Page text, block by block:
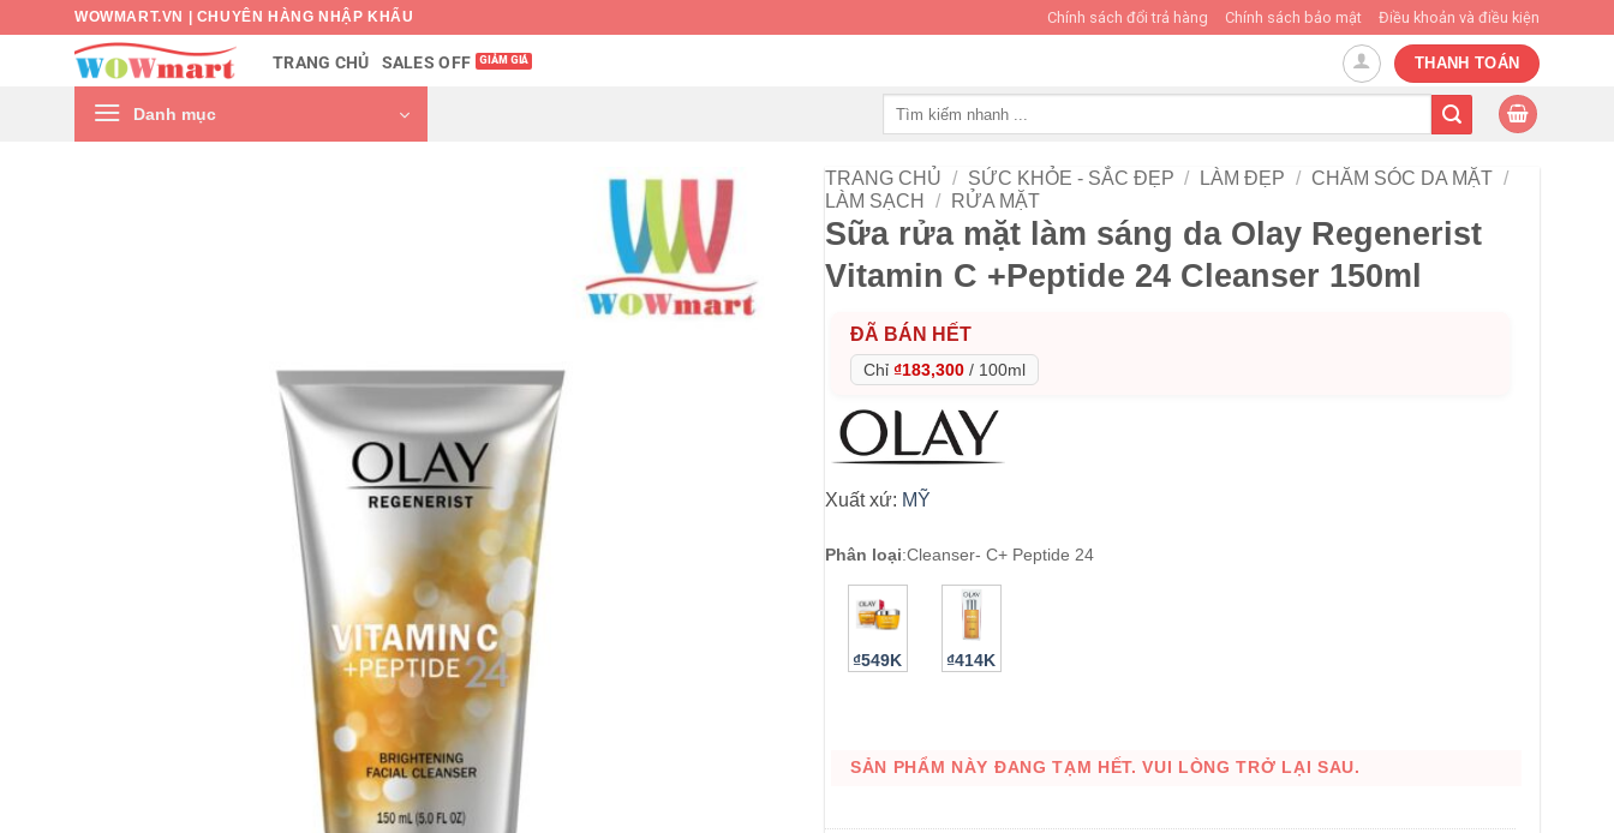
WOWMART.VN | CHUYÊN HÀNG NHẬP KHẨU Chính sách đổi trả hàng Chính sách bảo mật Điều khoản và điều kiện
TRANG CHỦ SALES OFF THANH TOÁN
Danh mục
TRANG CHỦ / SỨC KHỎE - SẮC ĐẸP / LÀM ĐẸP / CHĂM SÓC DA MẶT /
LÀM SẠCH
/ RỬA MẶT
Sữa rửa mặt làm sáng da Olay Regenerist
Vitamin C +Peptide 24 Cleanser 150ml
ĐÃ BÁN HẾT
Chỉ ₫183,300 / 100ml
Xuất xứ: MỸ
Phân loại:Cleanser- C+ Peptide 24
₫549K ₫414K
SẢN PHẨM NÀY ĐANG TẠM HẾT. VUI LÒNG TRỞ LẠI SAU.